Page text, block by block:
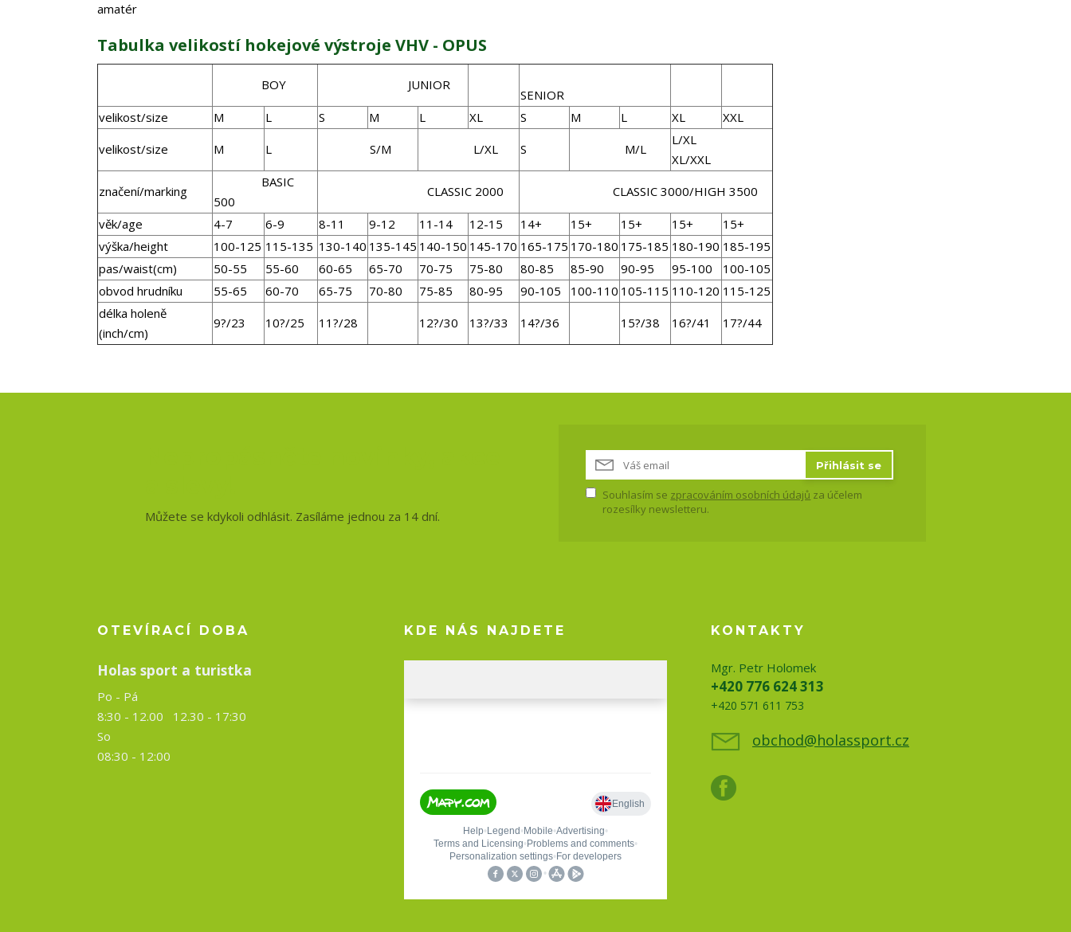
amatér
Tabulka velikostí hokejové výstroje VHV - OPUS
BOY JUNIOR
SENIOR
velikost/size
M L S M L XL S M L XL
XXL
velikost/size
M L S/M L/XL S M/L
L/XL
XL/XXL
značení/marking
BASIC
500
CLASSIC 2000 CLASSIC 3000/HIGH 3500
věk/age 4-7 6-9 8-11 9-12 11-14 12-15 14+ 15+ 15+ 15+
15+
výška/height
100-125 115-135 130-140 135-145 140-150 145-170 165-175 170-180 175-185 180-190 185-195
pas/waist(cm)
50-55 55-60 60-65 65-70 70-75 75-80 80-85 85-90 90-95 95-100
100-105
obvod hrudníku
55-65 60-70 65-75 70-80 75-85 80-95 90-105 100-110 105-115 110-120 115-125
délka holeně
(inch/cm)
9?/23 10?/25 11?/28 12?/30 13?/33 14?/36 15?/38 16?/41 17?/44
Můžete se kdykoli odhlásit. Zasíláme jednou za 14 dní.
Přihlásit se
Souhlasím se zpracováním osobních údajů za účelem
rozesílky newsletteru.
OTEVÍRACÍ DOBA
Holas sport a turistka
Po - Pá
8:30 - 12.00 12.30 - 17:30
So
08:30 - 12:00
KDE NÁS NAJDETE KONTAKTY
Mgr. Petr Holomek
+420 776 624 313
+420 571 611 753
obchod@holassport.cz